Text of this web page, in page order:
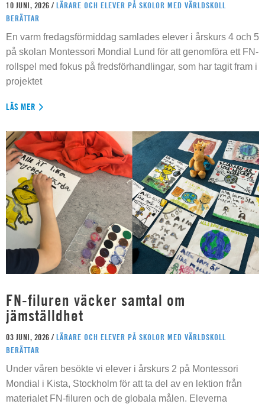
10 JUNI, 2026 / LÄRARE OCH ELEVER PÅ SKOLOR MED VÄRLDSKOLL
BERÄTTAR
En varm fredagsförmiddag samlades elever i årskurs 4 och 5
på skolan Montessori Mondial Lund för att genomföra ett FN-
rollspel med fokus på fredsförhandlingar, som har tagit fram i
projektet
LÄS MER
FN-filuren väcker samtal om
jämställdhet
03 JUNI, 2026 / LÄRARE OCH ELEVER PÅ SKOLOR MED VÄRLDSKOLL
BERÄTTAR
Under våren besökte vi elever i årskurs 2 på Montessori
Mondial i Kista, Stockholm för att ta del av en lektion från
materialet FN-filuren och de globala målen. Eleverna